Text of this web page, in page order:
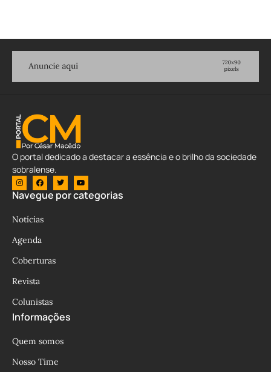
O portal dedicado a destacar a essência e o brilho da sociedade
sobralense.
Navegue por categorias
Notícias
Agenda
Coberturas
Revista
Colunistas
Informações
Quem somos
Nosso Time